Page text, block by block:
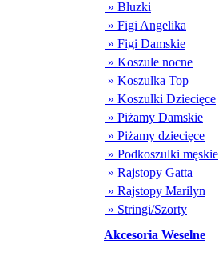
» Bluzki
» Figi Angelika
» Figi Damskie
» Koszule nocne
» Koszulka Top
» Koszulki Dziecięce
» Piżamy Damskie
» Piżamy dziecięce
» Podkoszulki męskie
» Rajstopy Gatta
» Rajstopy Marilyn
» Stringi/Szorty
Akcesoria Weselne